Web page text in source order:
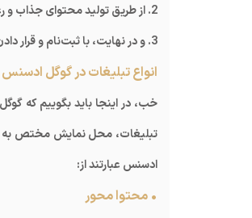
2. از طریق تولید محتوای جذاب و رعایت اصول سئو، بازدیدکننده جذب کنید.
3. و در نهایت، با ثبت‌نام و قرار دادن تبلیغات گوگل ادسنس در سایت خود، کسب درآمد کنید.
انواع تبلیغات در گوگل ادسنس
خب، در اینجا باید بگوییم که
تبلیغات، محل نمایش مختص به
ادسنس عبارتند از:
• محتوا محور